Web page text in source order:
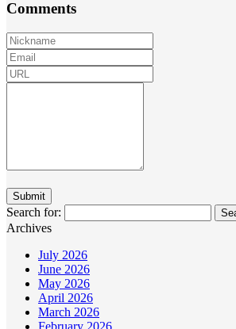
Comments
Search for:
Archives
July 2026
June 2026
May 2026
April 2026
March 2026
February 2026